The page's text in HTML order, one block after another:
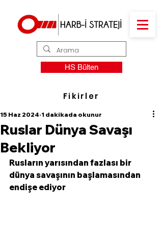
HS Bülten
Fikirler
Ruslar Dünya Savaşı
Bekliyor
15 Haz 2024 1 dakikada okunur
Rusların yarısından fazlası bir
dünya savaşının başlamasından
endişe ediyor